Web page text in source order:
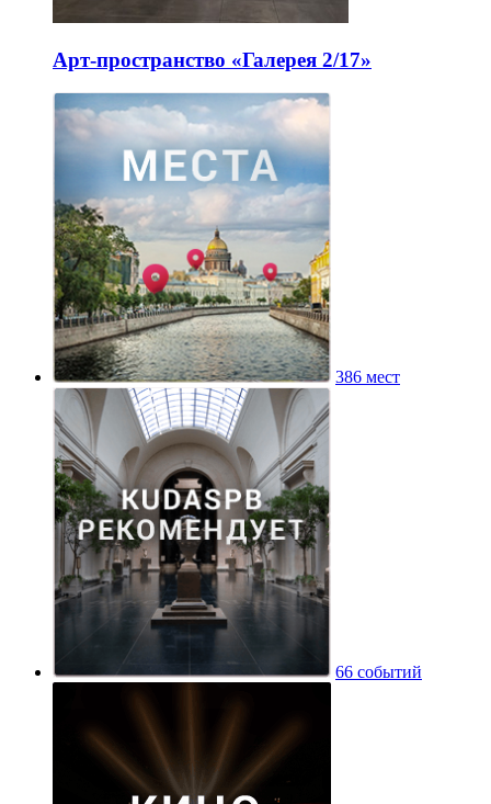
Арт-пространство «Галерея 2/17»
386 мест
66 событий